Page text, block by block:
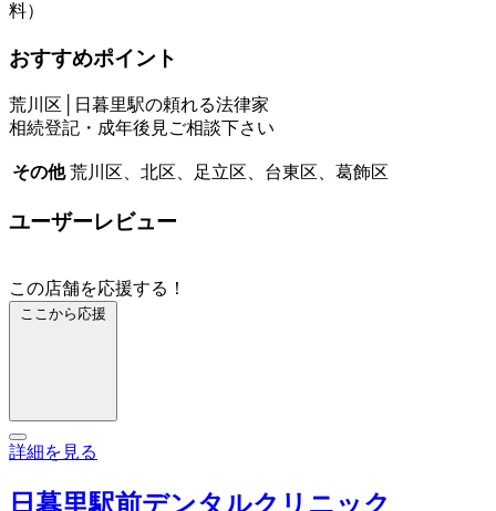
料）
おすすめポイント
荒川区│日暮里駅の頼れる法律家
相続登記・成年後見ご相談下さい
その他 荒川区、北区、足立区、台東区、葛飾区
ユーザーレビュー
この店舗を応援する！
ここから応援
詳細を見る
日暮里駅前デンタルクリニック